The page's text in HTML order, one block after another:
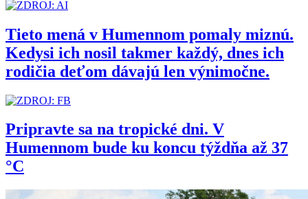
Tieto mená v Humennom pomaly miznú.
Kedysi ich nosil takmer každý, dnes ich
rodičia deťom dávajú len výnimočne.
Pripravte sa na tropické dni. V
Humennom bude ku koncu týždňa až 37
°C